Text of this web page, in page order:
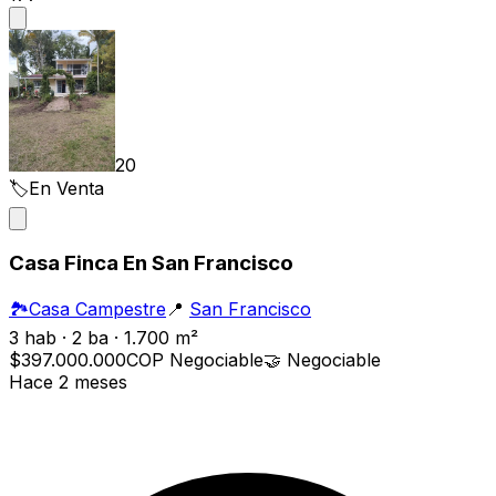
20
🏷️En Venta
Casa Finca En San Francisco
🏞️Casa Campestre📍 San Francisco
3 hab · 2 ba · 1.700 m²
$397.000.000COP Negociable🤝 Negociable
Hace 2 meses